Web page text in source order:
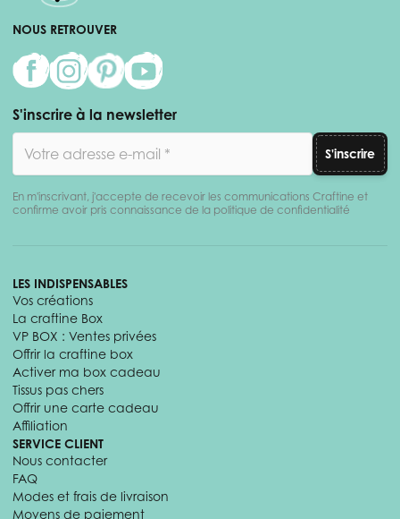
NOUS RETROUVER
S'inscrire à la newsletter
S'inscrire
En m'inscrivant, j'accepte de recevoir les communications Craftine et
confirme avoir pris connaissance de la politique de confidentialité
LES INDISPENSABLES
Vos créations
La craftine Box
VP BOX : Ventes privées
Offrir la craftine box
Activer ma box cadeau
Tissus pas chers
Offrir une carte cadeau
Affiliation
SERVICE CLIENT
Nous contacter
FAQ
Modes et frais de livraison
Moyens de paiement